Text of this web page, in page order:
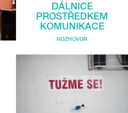
DÁLNICE
PROSTŘEDKEM
KOMUNIKACE
ROZHOVOR